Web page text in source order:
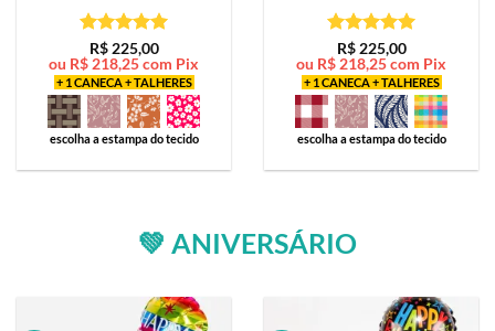
Avaliação5
de 5
R$225,00
ou R$ 218,25com Pix
+ 1 CANECA + TALHERES
escolha a estampa do tecido
Avaliação5
de 5
R$225,00
ou R$ 218,25com Pix
+ 1 CANECA + TALHERES
escolha a estampa do tecido
💚 ANIVERSÁRIO